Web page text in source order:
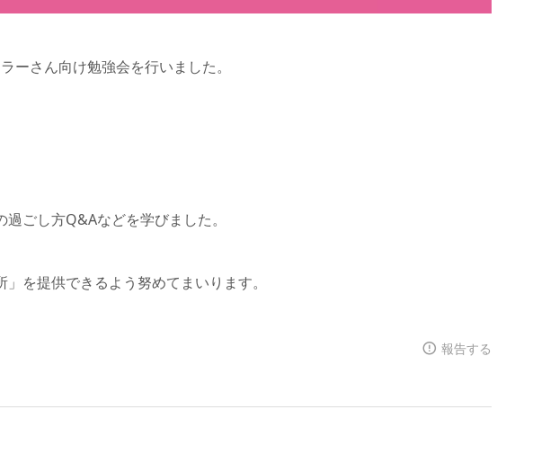
さん向け勉強会を行いました。
ごし方Q&Aなどを学びました。
を提供できるよう努めてまいります。
報告する